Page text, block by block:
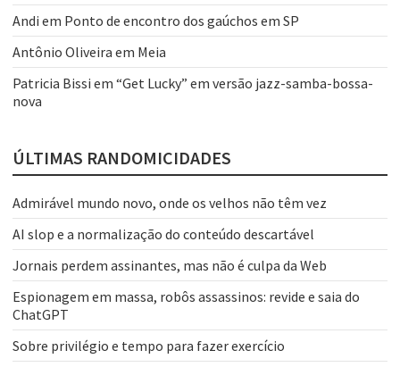
Andi em Ponto de encontro dos gaúchos em SP
Antônio Oliveira em Meia
Patricia Bissi em “Get Lucky” em versão jazz-samba-bossa-
nova
ÚLTIMAS RANDOMICIDADES
Admirável mundo novo, onde os velhos não têm vez
AI slop e a normalização do conteúdo descartável
Jornais perdem assinantes, mas não é culpa da Web
Espionagem em massa, robôs assassinos: revide e saia do
ChatGPT
Sobre privilégio e tempo para fazer exercício